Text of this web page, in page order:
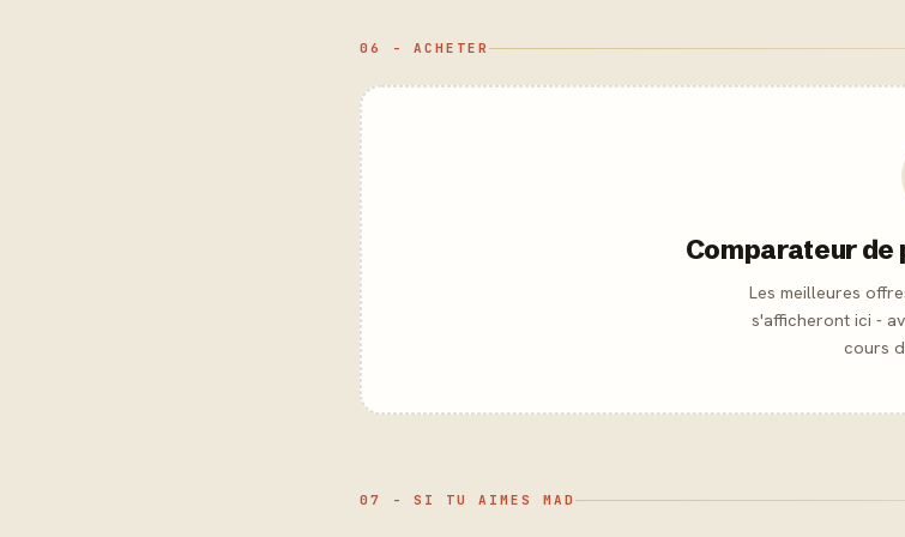
06 - ACHETER
Comparateur
Les meilleures
s'afficheront ici -
cours
07 - SI TU AIMES MAD